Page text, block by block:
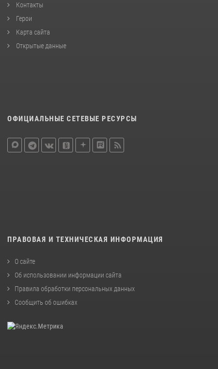
Контакты
Герои
Карта сайта
Открытые данные
ОФИЦИАЛЬНЫЕ СЕТЕВЫЕ РЕСУРСЫ
ПРАВОВАЯ И ТЕХНИЧЕСКАЯ ИНФОРМАЦИЯ
О сайте
Об использовании информации сайта
Правила обработки персональных данных
Сообщить об ошибках